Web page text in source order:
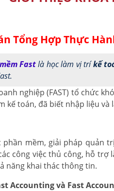
Tổng Hợp Thực
Fastlà học làm vị tríkế
nghiệp (FAST) tổ chức
toán, đã biết nhập liệu
mềm, giải pháp
công việc thủ công, hỗ
năng khai thác thông tin.
Accounting và Fast